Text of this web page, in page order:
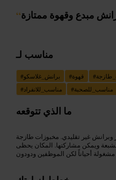
“مبدع وقهوة ممتازة
مناسب لـ
#برانش_غلاسكو #قهوة #
#مناسب_للانفراد #مناسب_للصحبة
ما الذي تتوقعه
وبرانش غير تقليدي. مخبوزات طازجة
ويمكن مشاركتها. المكان يحظى